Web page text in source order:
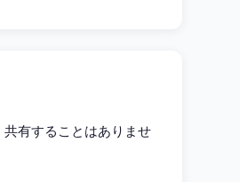
有することはありませ